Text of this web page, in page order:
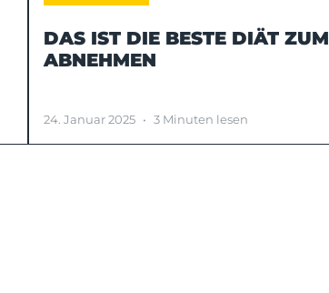
DAS IST DIE BESTE DIÄT ZUM
ABNEHMEN
24. Januar 2025 • 3 Minuten lesen